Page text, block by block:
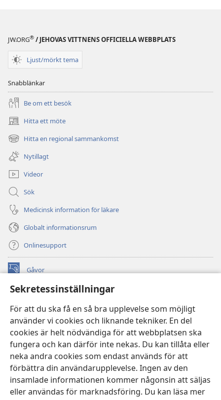
Sekretessinställningar
För att du ska få en så bra upplevelse som möjligt
använder vi cookies och liknande tekniker. En del
cookies är helt nödvändiga för att webbplatsen ska
fungera och kan därför inte nekas. Du kan tillåta eller
neka andra cookies som endast används för att
förbättra din användarupplevelse. Ingen av den
insamlade informationen kommer någonsin att säljas
eller användas för marknadsföring. Du kan läsa mer
JW.ORG® / JEHOVAS VITTNENS OFFICIELLA WEBBPLATS
Ljust/mörkt tema
Snabblänkar
Be om ett besök
Hitta ett möte
(öppnar
nytt
fönster)
Hitta en regional sammankomst
(öppnar
nytt
fönster)
Nytillagt
Videor
Sök
Medicinsk information för läkare
Globalt informationsrum
Onlinesupport
Gåvor
(öppnar
fönster) Watchtower ONLINE LIBRARY™
nytt
fönster)JW Hub ®
(öppnar
nytt
fönster)JW Library
Watchtower Library